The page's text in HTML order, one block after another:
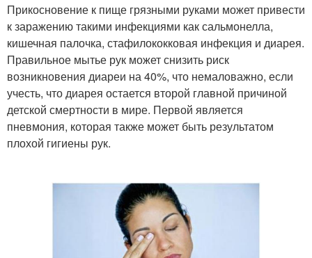
Прикосновение к пище грязными руками может привести
к заражению такими инфекциями как сальмонелла,
кишечная палочка, стафилококковая инфекция и диарея.
Правильное мытье рук может снизить риск
возникновения диареи на 40%, что немаловажно, если
учесть, что диарея остается второй главной причиной
детской смертности в мире. Первой является
пневмония, которая также может быть результатом
плохой гигиены рук.